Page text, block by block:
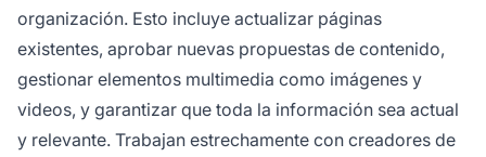
organización. Esto incluye actualizar páginas
existentes, aprobar nuevas propuestas de contenido,
gestionar elementos multimedia como imágenes y
videos, y garantizar que toda la información sea actual
y relevante. Trabajan estrechamente con creadores de